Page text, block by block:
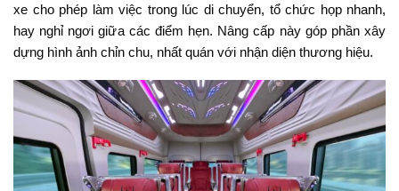
xe cho phép làm việc trong lúc di chuyển, tổ chức họp nhanh,
hay nghỉ ngơi giữa các điểm hẹn. Nâng cấp này góp phần xây
dựng hình ảnh chỉn chu, nhất quán với nhận diện thương hiệu.